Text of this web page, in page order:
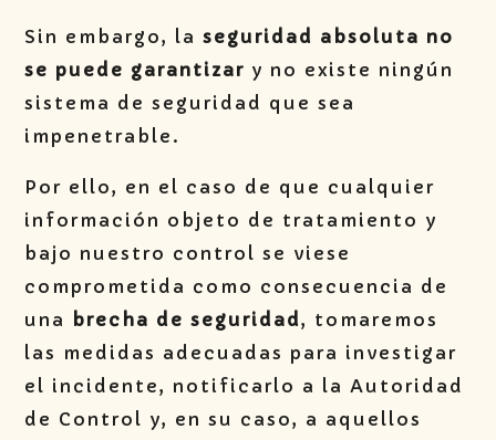
Sin embargo, laseguridad absoluta no
se puede garantizar y no existe ningún
sistema de seguridad que sea
impenetrable.
Por ello, en el caso de que cualquier
información objeto de tratamiento y
bajo nuestro control se viese
comprometida como consecuencia de
una brecha de seguridad, tomaremos
las medidas adecuadas para investigar
el incidente, notificarlo a la Autoridad
de Control y, en su caso, a aquellos